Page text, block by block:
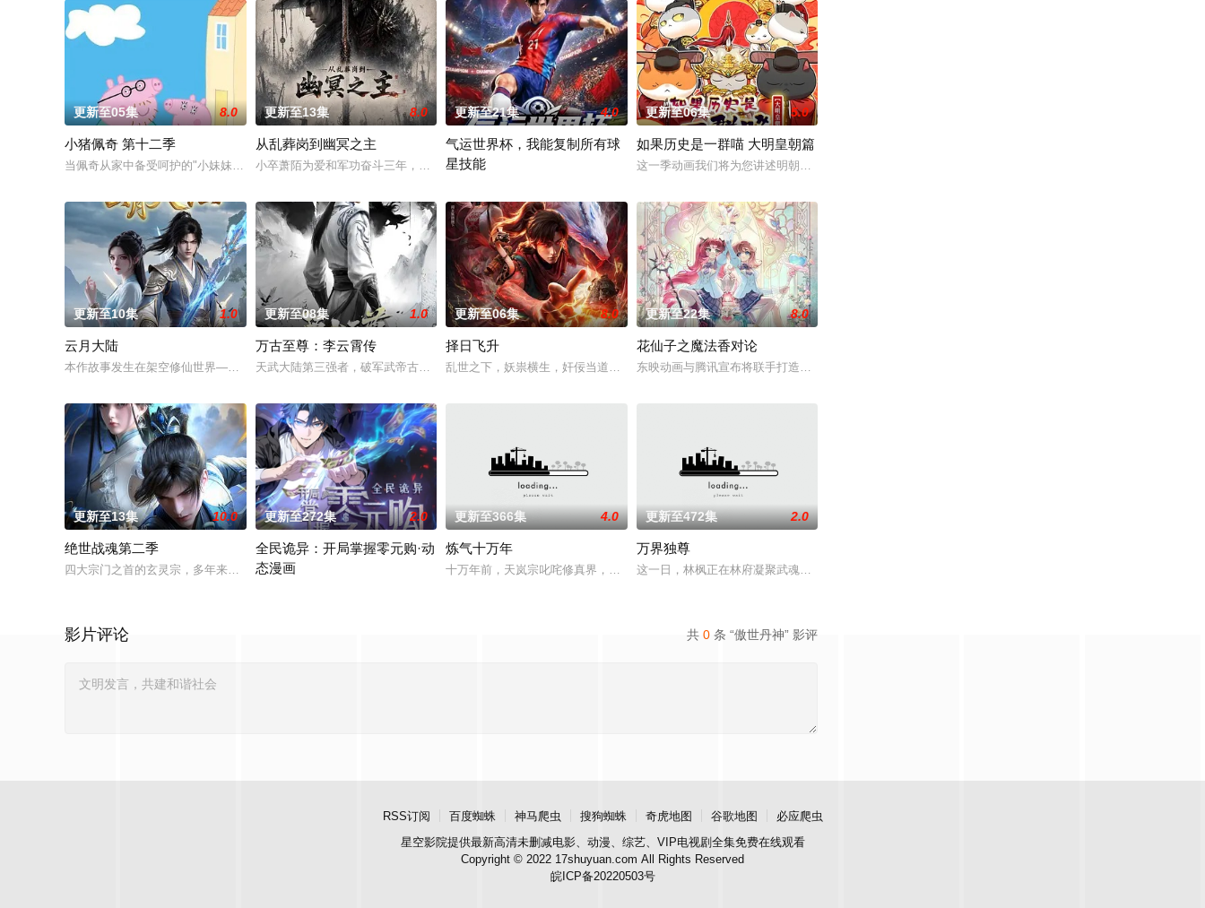
更新至05集 8.0
小猪佩奇 第十二季
当佩奇从家中备受呵护的"小妹妹"一跃成为肩负责任的"大姐姐"，而乔治从
更新至13集 8.0
从乱葬岗到幽冥之主
小卒萧陌为爱和军功奋斗三年，却被恋人柳莺儿与将军之子赵昊联手背叛，残忍杀害后抛尸乱葬岗。濒死之际，他唤醒了上古
更新至21集 4.0
气运世界杯，我能复制所有球
星技能
更新至06集 5.0
如果历史是一群喵 大明皇朝篇
这一季动画我们将为您讲述明朝前期的故事。明朝从元末乱世中浴火而生的大一统王朝，可在建国初期就面临
更新至10集 1.0
云月大陆
本作故事发生在架空修仙世界——云月大陆。 大陆鼎盛时期由浣溪沙、赤霞峰、风吟山庄、无尘岛、轩辕门五大宗门共同守
更新至08集 1.0
万古至尊：李云霄传
天武大陆第三强者，破军武帝古飞扬被世界规则所限，修为困在九天武帝境多年，难以突破。为了摆脱困境，借助神霄宫主曲
更新至06集 8.0
择日飞升
乱世之下，妖祟横生，奸佞当道。又值幽界入侵，人、幽两界势力荼毒人间，捕蛇者许应因看不惯为幽界卖命的草头神欺压百
更新至22集 8.0
花仙子之魔法香对论
东映动画与腾讯宣布将联手打造『花仙子』全新动画 新作将继承经典、结合潮流、呈现崭新的花仙子世界。
更新至13集 10.0
绝世战魂第二季
四大宗门之首的玄灵宗，多年来第一次来临水城选拔弟子，方秦两家围绕这一个将决定二者命运的契机，展开明争暗斗。最终
更新至272集 2.0
全民诡异：开局掌握零元购·动
态漫画
更新至366集 4.0
炼气十万年
十万年前，天岚宗叱咤修真界，宗内弟子皆是天骄，所向披靡。唯独开山弟子徐阳一直是炼气期，为突破修为早日飞升，徐阳
更新至472集 2.0
万界独尊
这一日，林枫正在林府凝聚武魂，不想，他才刚将剑武魂修炼成雏形，未婚妻姬漫夭就趁机夺走了他的武魂，
共 0 条 “傲世丹神” 影评
影片评论
RSS订阅 百度蜘蛛 神马爬虫 搜狗蜘蛛 奇虎地图 谷歌地图
必应爬虫
星空影院提供最新高清未删减电影、动漫、综艺、VIP电视剧全集免费在线观看
Copyright © 2022 17shuyuan.com All Rights Reserved
皖ICP备20220503号